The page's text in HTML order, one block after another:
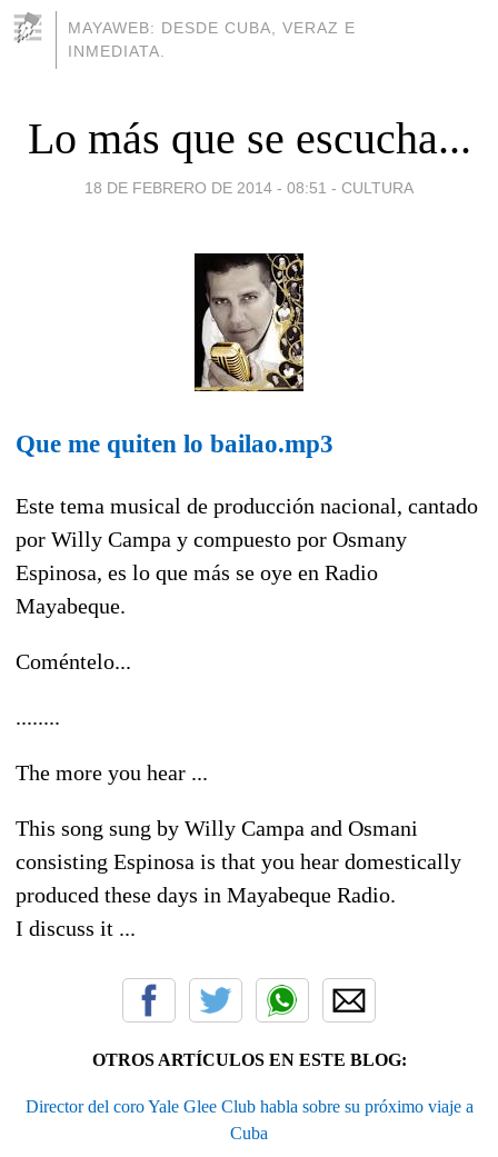
MAYAWEB: DESDE CUBA, VERAZ E
INMEDIATA.
Lo más que se escucha...
18 DE FEBRERO DE 2014 - 08:51 - CULTURA
Que me quiten lo bailao.mp3
Este tema musical de producción nacional, cantado
por Willy Campa y compuesto por Osmany
Espinosa, es lo que más se oye en Radio
Mayabeque.
Coméntelo...
........
The more you hear ...
This song sung by Willy Campa and Osmani
consisting Espinosa is that you hear domestically
produced these days in Mayabeque Radio.
I discuss it ...
OTROS ARTÍCULOS EN ESTE BLOG:
Director del coro Yale Glee Club habla sobre su próximo viaje a
Cuba